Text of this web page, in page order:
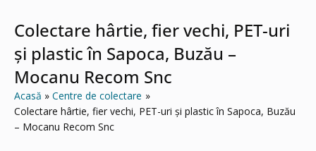
Colectare hârtie, fier vechi, PET-uri
și plastic în Sapoca, Buzău –
Mocanu Recom Snc
Acasă
Centre de colectare
Colectare hârtie, fier vechi, PET-uri și plastic în Sapoca, Buzău
– Mocanu Recom Snc